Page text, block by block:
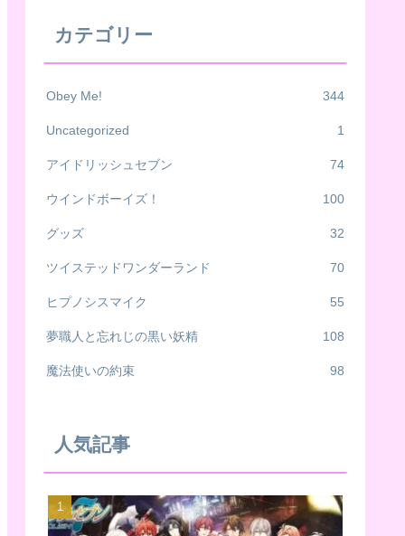
カテゴリー
Obey Me! 344
Uncategorized 1
アイドリッシュセブン 74
ウインドボーイズ！ 100
グッズ 32
ツイステッドワンダーランド 70
ヒプノシスマイク 55
夢職人と忘れじの黒い妖精 108
魔法使いの約束 98
人気記事